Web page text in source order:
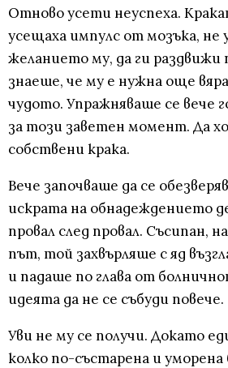
Отново усети неуспеха.
усещаха импулс от мозъка, не
желанието му, да ги раздвижи
знаеше, че му е нужна още
чудото. Упражняваше се вече
за този заветен момент. Да
собствени крака.
Вече започваше да се
искрата на обнадеждението
провал след провал. Съсипан,
път, той захвърляше с яд
и падаше по глава от
идеята да не се събуди повече.
Уви не му се получи. Докато
колко по-състарена и уморена